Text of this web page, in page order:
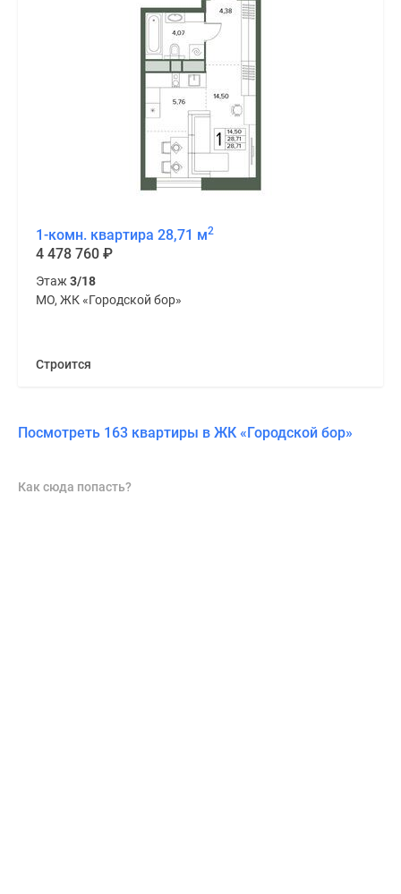
1-комн. квартира 28,71 м2
4 478 760 ₽
Этаж 3/18
МО, ЖК «Городской бор»
Строится
Посмотреть 163 квартиры в ЖК «Городской бор»
Как сюда попасть?